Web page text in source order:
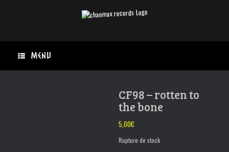
Menu
CF98 – rotten to
the bone
5,00€
Rupture de stock